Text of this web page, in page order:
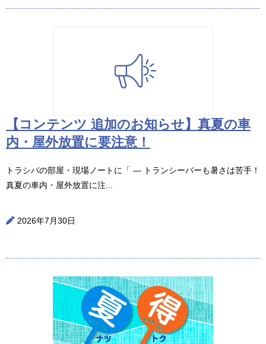
【コンテンツ 追加のお知らせ】真夏の車
内・屋外放置に要注意！
トラシバの部屋・現場ノートに「 ― トランシーバーも暑さは苦手！
真夏の車内・屋外放置に注...
2026年7月30日